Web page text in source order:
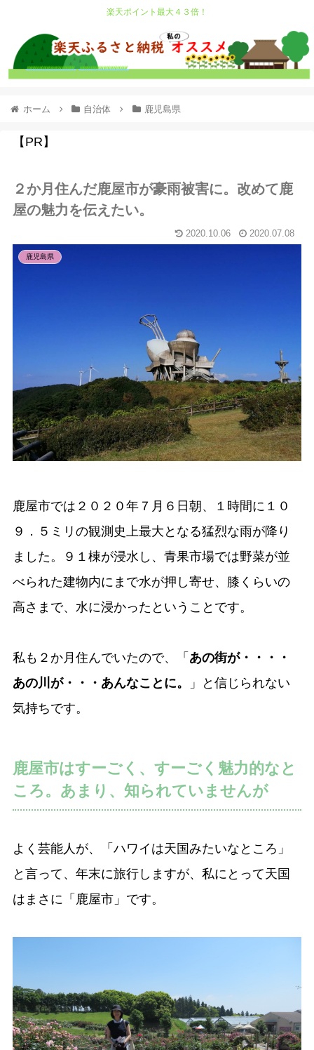
楽天ポイント最大４３倍！
ホーム 自治体 鹿児島県
【PR】
２か月住んだ鹿屋市が豪雨被害に。改めて鹿
屋の魅力を伝えたい。
2020.10.06 2020.07.08
鹿児島県
鹿屋市では２０２０年７月６日朝、１時間に１０
９．５ミリの観測史上最大となる猛烈な雨が降り
ました。９１棟が浸水し、青果市場では野菜が並
べられた建物内にまで水が押し寄せ、膝くらいの
高さまで、水に浸かったということです。
私も２か月住んでいたので、「 あの街が・・・・
あの川が・・・あんなことに。
」と信じられない
気持ちです。
鹿屋市はすーごく、すーごく魅力的なと
ころ。あまり、知られていませんが
よく芸能人が、「ハワイは天国みたいなところ」
と言って、年末に旅行しますが、私にとって天国
はまさに「鹿屋市」です。